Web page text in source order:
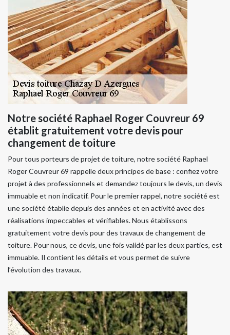
Notre société Raphael Roger Couvreur 69
établit gratuitement votre devis pour
changement de toiture
Pour tous porteurs de projet de toiture, notre société Raphael
Roger Couvreur 69 rappelle deux principes de base : confiez votre
projet à des professionnels et demandez toujours le devis, un devis
immuable et non indicatif. Pour le premier rappel, notre société est
une société établie depuis des années et en activité avec des
réalisations impeccables et vérifiables. Nous établissons
gratuitement votre devis pour des travaux de changement de
toiture. Pour nous, ce devis, une fois validé par les deux parties, est
immuable. Il contient les détails et vous permet de suivre
l’évolution des travaux.